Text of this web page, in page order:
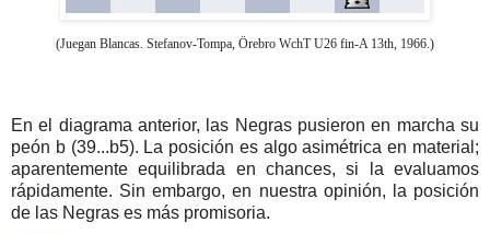
(Juegan Blancas. Stefanov-Tompa, Örebro WchT U26 fin-A 13th, 1966.)
En el diagrama anterior, las Negras pusieron en marcha su
peón b (39...b5). La posición es algo asimétrica en material;
aparentemente equilibrada en chances, si la evaluamos
rápidamente. Sin embargo, en nuestra opinión, la posición
de las Negras es más promisoria.